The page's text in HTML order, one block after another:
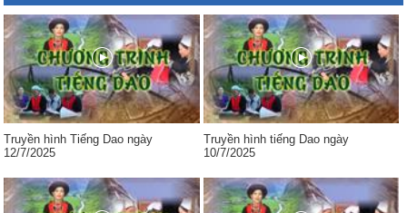
Truyền hình Tiếng Dao ngày
12/7/2025
Truyền hình tiếng Dao ngày
10/7/2025